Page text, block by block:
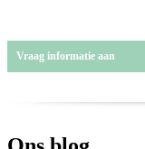
Vraag informatie aan